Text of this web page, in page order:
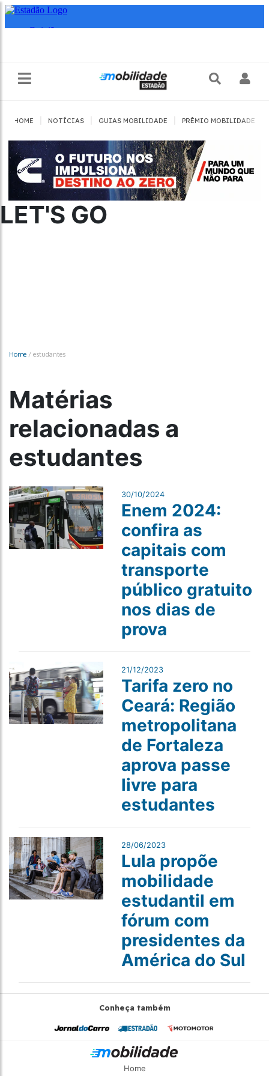
HOME NOTÍCIAS GUIAS MOBILIDADE PRÊMIO MOBILIDADE
LET'S GO
Home / estudantes
Matérias
relacionadas a
estudantes
30/10/2024
Enem 2024:
confira as
capitais com
transporte
público gratuito
nos dias de
prova
21/12/2023
Tarifa zero no
Ceará: Região
metropolitana
de Fortaleza
aprova passe
livre para
estudantes
28/06/2023
Lula propõe
mobilidade
estudantil em
fórum com
presidentes da
América do Sul
Conheça também
Home